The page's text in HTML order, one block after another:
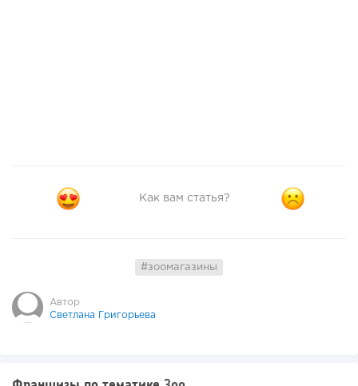
Как вам статья?
#зоомагазины
Автор
Светлана Григорьева